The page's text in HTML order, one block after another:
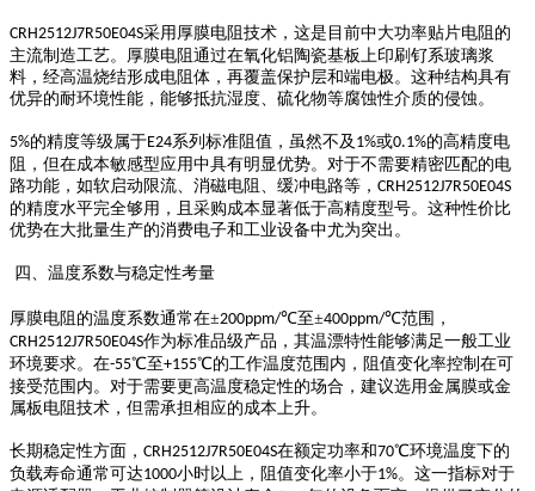
CRH2512J7R50E04S采用厚膜电阻技术，这是目前中大功率贴片电阻的
主流制造工艺。厚膜电阻通过在氧化铝陶瓷基板上印刷钌系玻璃浆
料，经高温烧结形成电阻体，再覆盖保护层和端电极。这种结构具有
优异的耐环境性能，能够抵抗湿度、硫化物等腐蚀性介质的侵蚀。
5%的精度等级属于E24系列标准阻值，虽然不及 1%或0.1%的高精度电
阻，但在成本敏感型应用中具有明显优势。对于不需要精密匹配的电
路功能，如软启动限流、消磁电阻、缓冲电路等， CRH2512J7R50E04S
的精度水平完全够用，且采购成本显著低于高精度型号。这种性价比
优势在大批量生产的消费电子和工业设备中尤为突出。
四、温度系数与稳定性考量
厚膜电阻的温度系数通常在±200ppm/℃至±400ppm/℃范围，
CRH2512J7R50E04S作为标准品级产品，其温漂特性能够满足一般工业
环境要求。在-55℃至+155℃的工作温度范围内，阻值变化率控制在可
接受范围内。对于需要更高温度稳定性的场合，建议选用金属膜或金
属板电阻技术，但需承担相应的成本上升。
长期稳定性方面， CRH2512J7R50E04S在额定功率和70℃环境温度下的
负载寿命通常可达1000小时以上，阻值变化率小于1%。这一指标对于